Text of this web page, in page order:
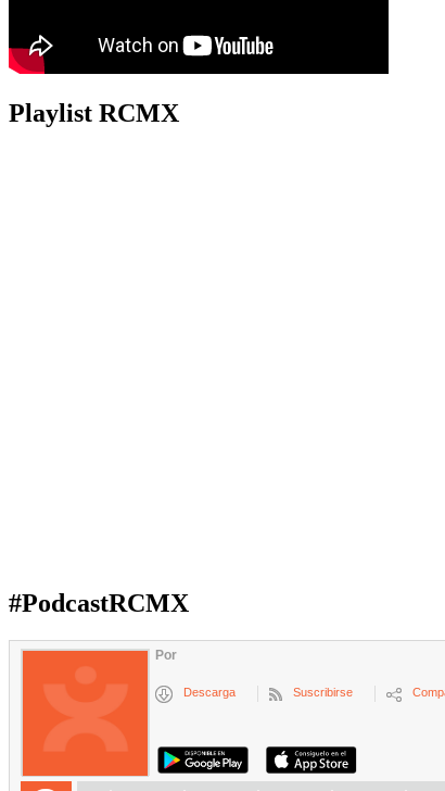
Playlist RCMX
#PodcastRCMX